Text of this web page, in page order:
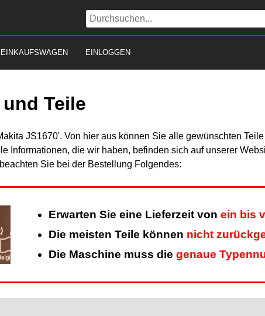
EINKAUFSWAGEN EINLOGGEN
Teile
JS1670'. Von hier aus können Sie alle gewünschten
Informationen, die wir haben, befinden sich auf unserer
Sie bei der Bestellung Folgendes:
Erwarten Sie eine Lieferzeit von ein bis
Die meisten Teile können nicht
Die Maschine muss die genaue